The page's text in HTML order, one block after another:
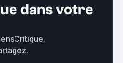
dans votre